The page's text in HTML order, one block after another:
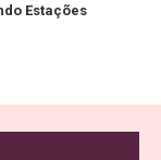
Estações